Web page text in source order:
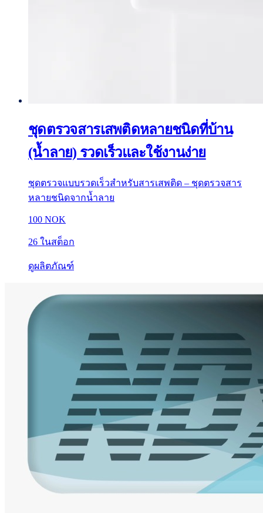
ชุดตรวจสารเสพติดหลายชนิดที่บ้าน
(น้ำลาย) รวดเร็วและใช้งานง่าย
ชุดตรวจแบบรวดเร็วสำหรับสารเสพติด – ชุดตรวจสาร
หลายชนิดจากน้ำลาย
100 NOK
26 ในสต็อก
ดูผลิตภัณฑ์